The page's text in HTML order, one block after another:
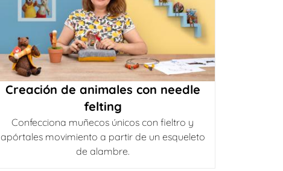
Creación de animales con needle
felting
Confecciona muñecos únicos con fieltro y
apórtales movimiento a partir de un esqueleto
de alambre.